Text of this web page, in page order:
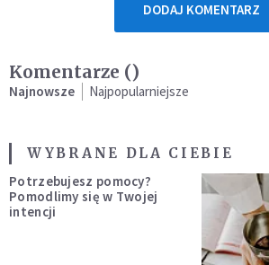
DODAJ KOMENTARZ
Komentarze ()
Najnowsze Najpopularniejsze
WYBRANE DLA CIEBIE
Potrzebujesz pomocy?
Pomodlimy się w Twojej
intencji